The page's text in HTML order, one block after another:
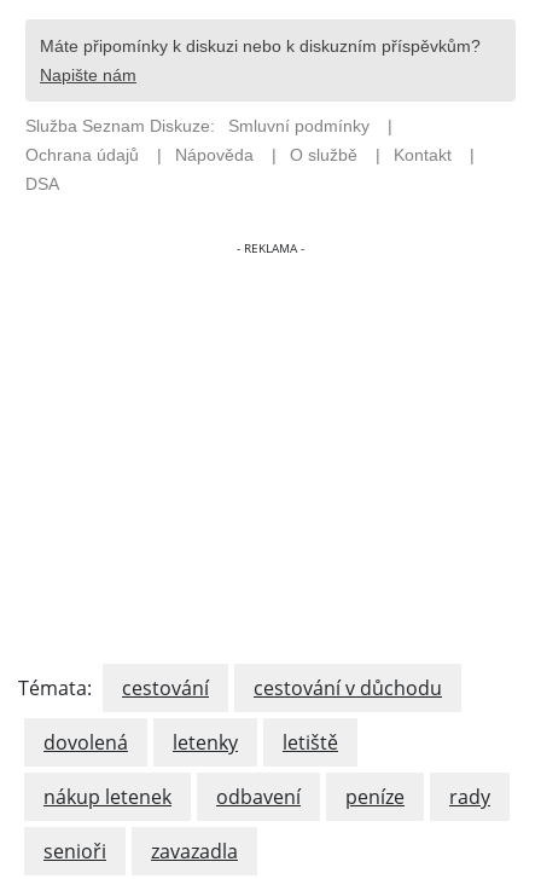
Témata: cestování cestování v důchodu
dovolená letenky letiště
nákup letenek odbavení peníze rady
senioři zavazadla